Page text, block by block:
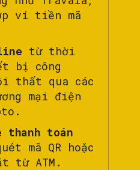
ví tiền mã
từ thời
bị công
thất qua các
mại điện
thanh toán
mã QR hoặc
từ ATM.